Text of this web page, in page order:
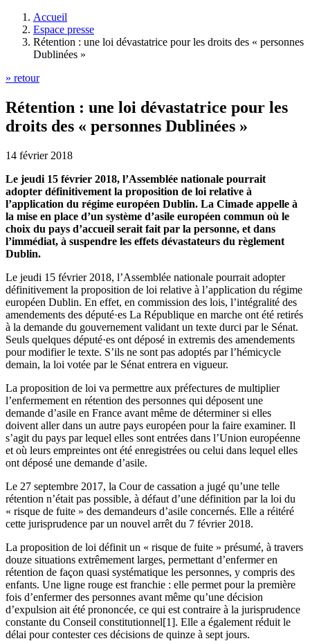
Accueil
Espace presse
Rétention : une loi dévastatrice pour les droits des « personnes
Dublinées »
» retour
Rétention : une loi dévastatrice pour les
droits des « personnes Dublinées »
14 février 2018
Le jeudi 15 février 2018, l’Assemblée nationale pourrait
adopter définitivement la proposition de loi relative à
l’application du régime européen Dublin. La Cimade appelle à
la mise en place d’un système d’asile européen commun où le
choix du pays d’accueil serait fait par la personne, et dans
l’immédiat, à suspendre les effets dévastateurs du règlement
Dublin.
Le jeudi 15 février 2018, l’Assemblée nationale pourrait adopter
définitivement la proposition de loi relative à l’application du régime
européen Dublin. En effet, en commission des lois, l’intégralité des
amendements des député·es La République en marche ont été retirés
à la demande du gouvernement validant un texte durci par le Sénat.
Seuls quelques député·es ont déposé in extremis des amendements
pour modifier le texte. S’ils ne sont pas adoptés par l’hémicycle
demain, la loi votée par le Sénat entrera en vigueur.
La proposition de loi va permettre aux préfectures de multiplier
l’enfermement en rétention des personnes qui déposent une
demande d’asile en France avant même de déterminer si elles
doivent aller dans un autre pays européen pour la faire examiner. Il
s’agit du pays par lequel elles sont entrées dans l’Union européenne
et où leurs empreintes ont été enregistrées ou celui dans lequel elles
ont déposé une demande d’asile.
Le 27 septembre 2017, la Cour de cassation a jugé qu’une telle
rétention n’était pas possible, à défaut d’une définition par la loi du
« risque de fuite » des demandeurs d’asile concernés. Elle a réitéré
cette jurisprudence par un nouvel arrêt du 7 février 2018.
La proposition de loi définit un « risque de fuite » présumé, à travers
douze situations extrêmement larges, permettant d’enfermer en
rétention de façon quasi systématique les personnes, y compris des
enfants. Une ligne rouge est franchie : elle permet pour la première
fois d’enfermer des personnes avant même qu’une décision
d’expulsion ait été prononcée, ce qui est contraire à la jurisprudence
constante du Conseil constitutionnel[1]. Elle a également réduit le
délai pour contester ces décisions de quinze à sept jours.